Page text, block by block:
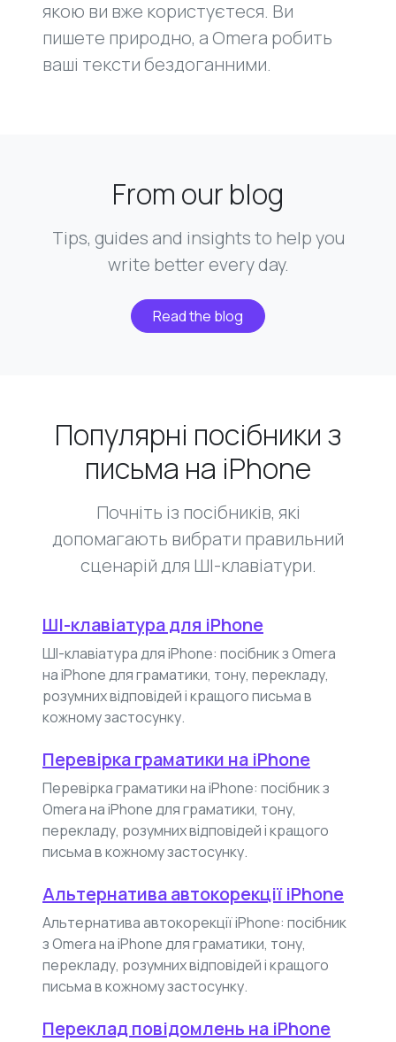
якою ви вже користуєтеся. Ви
пишете природно, а Omera робить
ваші тексти бездоганними.
From our blog
Tips, guides and insights to help you
write better every day.
Read the blog
Популярні посібники з
письма на iPhone
Почніть із посібників, які
допомагають вибрати правильний
сценарій для ШІ-клавіатури.
ШІ-клавіатура для iPhone
ШІ-клавіатура для iPhone: посібник з Omera
на iPhone для граматики, тону, перекладу,
розумних відповідей і кращого письма в
кожному застосунку.
Перевірка граматики на iPhone
Перевірка граматики на iPhone: посібник з
Omera на iPhone для граматики, тону,
перекладу, розумних відповідей і кращого
письма в кожному застосунку.
Альтернатива автокорекції iPhone
Альтернатива автокорекції iPhone: посібник
з Omera на iPhone для граматики, тону,
перекладу, розумних відповідей і кращого
письма в кожному застосунку.
Переклад повідомлень на iPhone